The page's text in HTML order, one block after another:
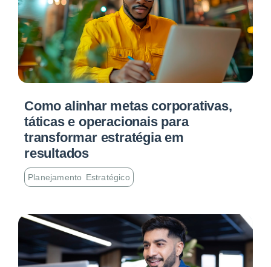
Como alinhar metas corporativas,
táticas e operacionais para
transformar estratégia em
resultados
Planejamento Estratégico